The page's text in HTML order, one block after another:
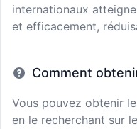
internationaux
et efficacement,
Comment
Vous pouvez obtenir
en le recherchant sur